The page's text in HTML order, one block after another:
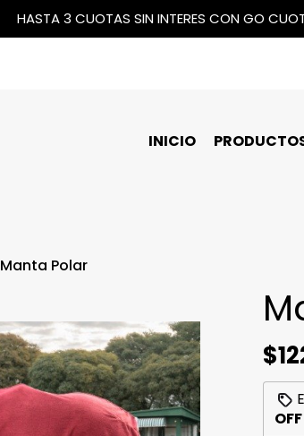
HASTA 3 CUOTAS SIN INTERES CON GO
INICIO
Manta Polar
OFF